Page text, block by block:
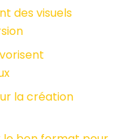
des visuels
la création